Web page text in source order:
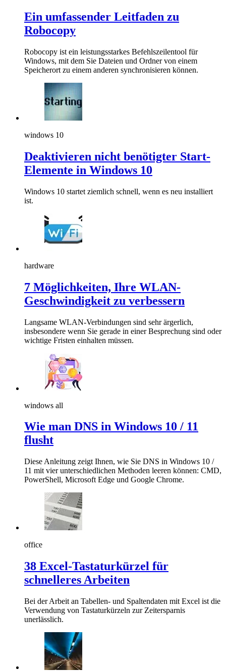
Ein umfassender Leitfaden zu
Robocopy
Robocopy ist ein leistungsstarkes Befehlszeilentool für
Windows, mit dem Sie Dateien und Ordner von einem
Speicherort zu einem anderen synchronisieren können.
windows 10
Deaktivieren nicht benötigter Start-
Elemente in Windows 10
Windows 10 startet ziemlich schnell, wenn es neu installiert
ist.
hardware
7 Möglichkeiten, Ihre WLAN-
Geschwindigkeit zu verbessern
Langsame WLAN-Verbindungen sind sehr ärgerlich,
insbesondere wenn Sie gerade in einer Besprechung sind oder
wichtige Fristen einhalten müssen.
windows all
Wie man DNS in Windows 10 / 11
flusht
Diese Anleitung zeigt Ihnen, wie Sie DNS in Windows 10 /
11 mit vier unterschiedlichen Methoden leeren können: CMD,
PowerShell, Microsoft Edge und Google Chrome.
office
38 Excel-Tastaturkürzel für
schnelleres Arbeiten
Bei der Arbeit an Tabellen- und Spaltendaten mit Excel ist die
Verwendung von Tastaturkürzeln zur Zeitersparnis
unerlässlich.